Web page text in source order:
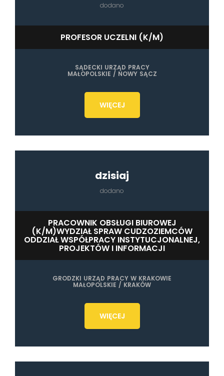
dodano
PROFESOR UCZELNI (K/M)
SĄDECKI URZĄD PRACY
MAŁOPOLSKIE / NOWY SĄCZ
WIĘCEJ
dzisiaj
dodano
PRACOWNIK OBSŁUGI BIUROWEJ
(K/M)WYDZIAŁ SPRAW CUDZOZIEMCÓW
ODDZIAŁ WSPÓŁPRACY INSTYTUCJONALNEJ,
PROJEKTÓW I INFORMACJI
GRODZKI URZĄD PRACY W KRAKOWIE
MAŁOPOLSKIE / KRAKÓW
WIĘCEJ